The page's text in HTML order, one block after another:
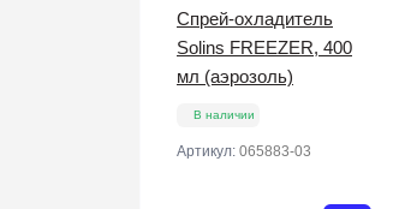
Спрей-охладитель
Solins FREEZER, 400
мл (аэрозоль)
В наличии
Артикул: 065883-03